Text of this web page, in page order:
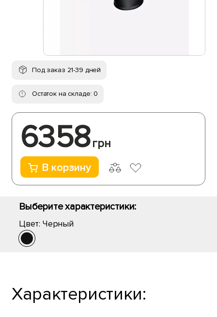
Под заказ 21-39 дней
Остаток на складе: 0
6358грн
В корзину
Выберите характеристики:
Цвет: Черный
Характеристики: